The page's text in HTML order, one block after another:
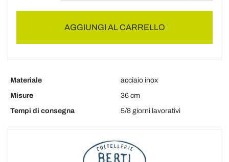
AGGIUNGI AL CARRELLO
Materiale
acciaio inox
Misure
36 cm
Tempi di consegna
5/8 giorni lavorativi